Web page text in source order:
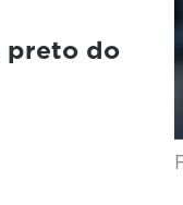
preto do
s